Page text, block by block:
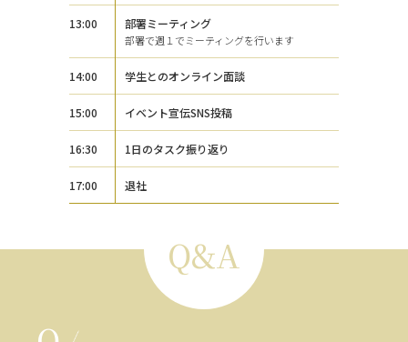
13:00 部署ミーティング
部署で週１でミーティングを行います
14:00 学生とのオンライン面談
15:00 イベント宣伝SNS投稿
16:30 1日のタスク振り返り
17:00 退社
Q&A